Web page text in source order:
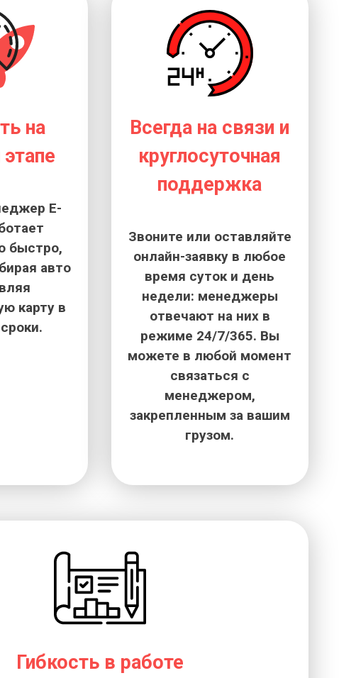
на
E-
быстро,
авто
карту в
Всегда на связи и
круглосуточная
поддержка
Звоните или оставляйте
онлайн-заявку в любое
время суток и день
недели: менеджеры
отвечают на них в
режиме 24/7/365. Вы
можете в любой момент
связаться с
менеджером,
закрепленным за вашим
грузом.
Гибкость в работе